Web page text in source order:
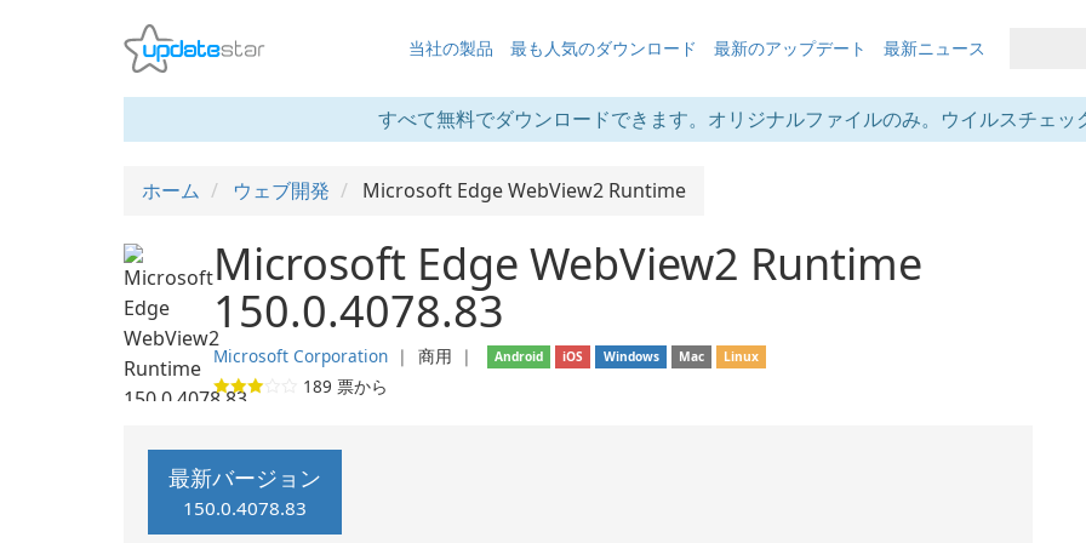
当社の製品 最も人気のダウンロード 最新のアップデート 最新ニュース
すべて無料でダウンロードできます。オリジナルファイルのみ。ウイルスチェッ
ホーム ウェブ開発 Microsoft Edge WebView2 Runtime
Microsoft Edge WebView2 Runtime
150.0.4078.83
Microsoft Corporation ❘ 商用 ❘ Android iOS Windows Mac Linux
189 票から
最新バージョン
150.0.4078.83